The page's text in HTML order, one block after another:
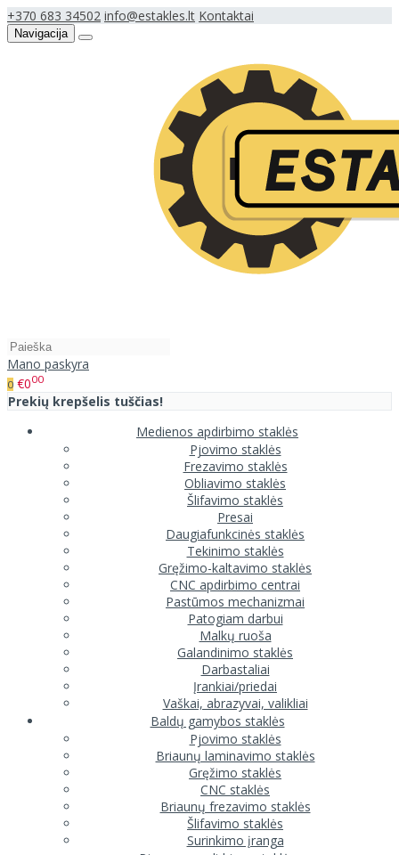
+370 683 34502 info@estakles.lt Kontaktai
Navigacija
Mano paskyra
0 €000
Prekių krepšelis tuščias!
Medienos apdirbimo staklės
Pjovimo staklės
Frezavimo staklės
Obliavimo staklės
Šlifavimo staklės
Presai
Daugiafunkcinės staklės
Tekinimo staklės
Gręžimo-kaltavimo staklės
CNC apdirbimo centrai
Pastūmos mechanizmai
Patogiam darbui
Malkų ruoša
Galandinimo staklės
Darbastaliai
Įrankiai/priedai
Vaškai, abrazyvai, valikliai
Baldų gamybos staklės
Pjovimo staklės
Briaunų laminavimo staklės
Gręžimo staklės
CNC staklės
Briaunų frezavimo staklės
Šlifavimo staklės
Surinkimo įranga